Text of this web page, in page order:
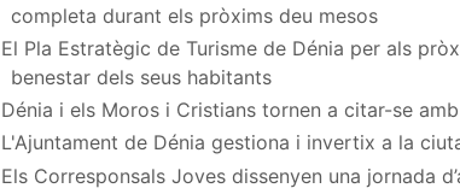
ce
bo
ok
itt
er
completa durant els pròxims deu mesos
El Pla Estratègic de Turisme de Dénia per als
benestar dels seus habitants
Dénia i els Moros i Cristians tornen a citar-se
L'Ajuntament de Dénia gestiona i invertix a la
Els Corresponsals Joves dissenyen una jornada